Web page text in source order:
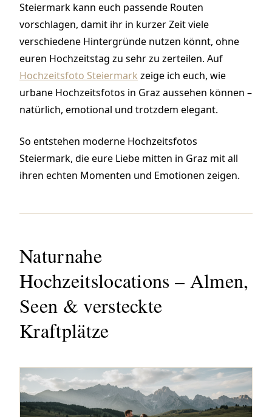
Steiermark kann euch passende Routen
vorschlagen, damit ihr in kurzer Zeit viele
verschiedene Hintergründe nutzen könnt, ohne
euren Hochzeitstag zu sehr zu zerteilen. Auf
Hochzeitsfoto Steiermark zeige ich euch, wie
urbane Hochzeitsfotos in Graz aussehen können –
natürlich, emotional und trotzdem elegant.
So entstehen moderne Hochzeitsfotos
Steiermark, die eure Liebe mitten in Graz mit all
ihren echten Momenten und Emotionen zeigen.
Naturnahe
Hochzeitslocations – Almen,
Seen & versteckte
Kraftplätze